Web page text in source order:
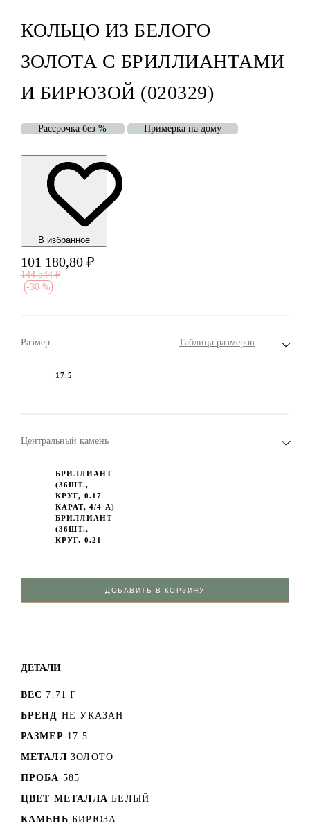
КОЛЬЦО ИЗ БЕЛОГО
ЗОЛОТА С БРИЛЛИАНТАМИ
И БИРЮЗОЙ (020329)
Рассрочка без % Примерка на дому
В избранноe
101 180,80 ₽
144 544 ₽
-30 %
Размер Таблица размеров
17.5
Центральный камень
БРИЛЛИАНТ
(36ШТ.,
КРУГ, 0.17
КАРАТ, 4/4 А)
БРИЛЛИАНТ
(36ШТ.,
КРУГ, 0.21
ДОБАВИТЬ В КОРЗИНУ
ДЕТАЛИ
ВЕС 7.71 Г
БРЕНД НЕ УКАЗАН
РАЗМЕР 17.5
МЕТАЛЛ ЗОЛОТО
ПРОБА 585
ЦВЕТ МЕТАЛЛА БЕЛЫЙ
КАМЕНЬ БИРЮЗА